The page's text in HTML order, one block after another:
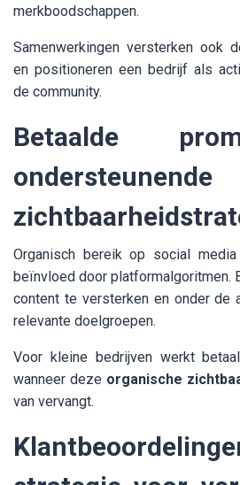
merkboodschappen.
Samenwerkingen versterken ook
en positioneren een bedrijf als
de community.
Betaalde
ondersteunende
Organisch bereik op social
beïnvloed door platformalgoritmen.
content te versterken en onder de
relevante doelgroepen.
Voor kleine bedrijven werkt
wanneer deze organische
van vervangt.